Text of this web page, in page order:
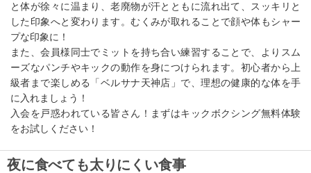
と体が徐々に温まり、老廃物が汗とともに流れ出て、スッキリと
した印象へと変わります。むくみが取れることで顔や体もシャー
プな印象に！
また、会員様同士でミットを持ち合い練習することで、よりスム
ーズなパンチやキックの動作を身につけられます。初心者から上
級者まで楽しめる「ベルサナ天神店」で、理想の健康的な体を手
に入れましょう！
入会を戸惑われている皆さん！まずはキックボクシング無料体験
をお試しください！
夜に食べても太りにくい食事